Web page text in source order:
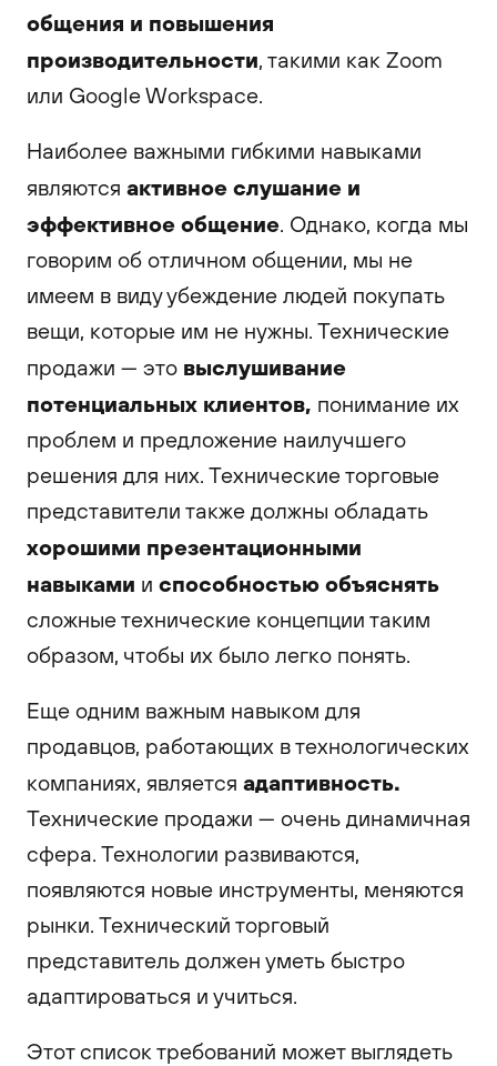
общения и повышения
производительности, такими как Zoom
или Google Workspace.
Наиболее важными гибкими навыками
являются активное слушание и
эффективное общение. Однако, когда мы
говорим об отличном общении, мы не
имеем в виду убеждение людей покупать
вещи, которые им не нужны. Технические
продажи — это выслушивание
потенциальных клиентов, понимание их
проблем и предложение наилучшего
решения для них. Технические торговые
представители также должны обладать
хорошими презентационными
навыками и способностью объяснять
сложные технические концепции таким
образом, чтобы их было легко понять.
Еще одним важным навыком для
продавцов, работающих в технологических
компаниях, является адаптивность.
Технические продажи — очень динамичная
сфера. Технологии развиваются,
появляются новые инструменты, меняются
рынки. Технический торговый
представитель должен уметь быстро
адаптироваться и учиться.
Этот список требований может выглядеть